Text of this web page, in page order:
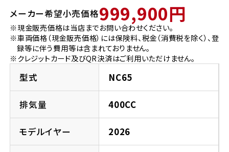
レンタルバイク
洋用品
イベント
法人向けサービス
お問い合わせ
メーカー希望小売価格999,900円
※現金販売価格は当店までお問い合わせください。
※車両価格（現金販売価格）には保険料、税金（消費税を除く）、登
録等に伴う費用等は含まれておりません。
※クレジットカード及びQR決済はご利用いただけません。
型式 NC65
排気量 400CC
モデルイヤー 2026
宮城県
ホンダドリーム 仙台泉
ホンダドリーム 宮城岩沼
福島県
ホンダドリーム 郡山
ホンダドリーム 西東京
ホンダドリーム 練馬
ホンダドリーム 板橋
ホンダドリーム 葛飾
ホンダドリーム 大田
ホンダドリーム 名古屋南
ホンダドリーム 小牧
ホンダドリーム 名古屋東
ホンダドリーム 一宮
ホンダドリーム 豊橋
ホンダドリーム 箕面
ホンダドリーム 藤井寺
ホンダドリーム 東淀川
ホンダドリーム 豊中
京都府
広島県
ホンダドリーム 広島
ホンダドリーム 福山
徳島県
ホンダドリーム 徳島
ホンダドリーム 福岡東
ホンダドリーム 久留米
ホンダドリーム 福岡春日
ホンダドリーム 福岡西
熊本県